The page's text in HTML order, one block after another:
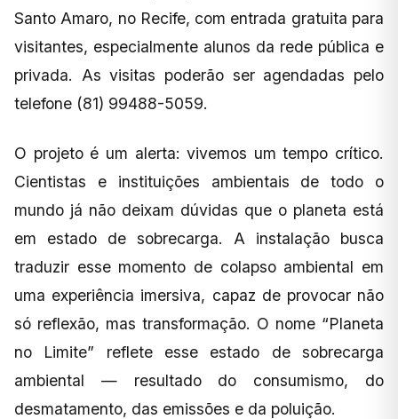
Santo Amaro, no Recife, com entrada gratuita para
visitantes, especialmente alunos da rede pública e
privada. As visitas poderão ser agendadas pelo
telefone (81) 99488-5059.
O projeto é um alerta: vivemos um tempo crítico.
Cientistas e instituições ambientais de todo o
mundo já não deixam dúvidas que o planeta está
em estado de sobrecarga. A instalação busca
traduzir esse momento de colapso ambiental em
uma experiência imersiva, capaz de provocar não
só reflexão, mas transformação. O nome “Planeta
no Limite” reflete esse estado de sobrecarga
ambiental — resultado do consumismo, do
desmatamento, das emissões e da poluição.